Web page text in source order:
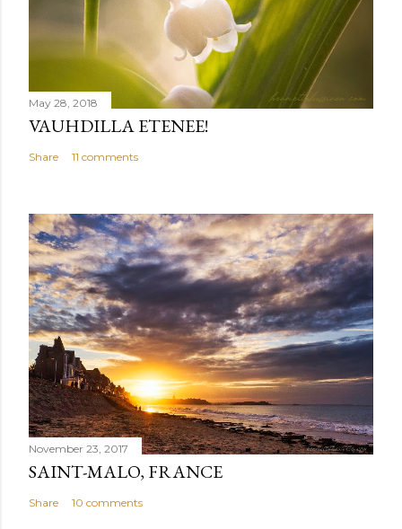
May 28, 2018
VAUHDILLA ETENEE!
Share 11 comments
November 23, 2017
SAINT-MALO, FRANCE
Share 10 comments